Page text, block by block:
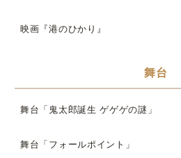
映画『港のひかり』
舞台
舞台「鬼太郎誕生 ゲゲゲの謎」
舞台「フォールポイント」